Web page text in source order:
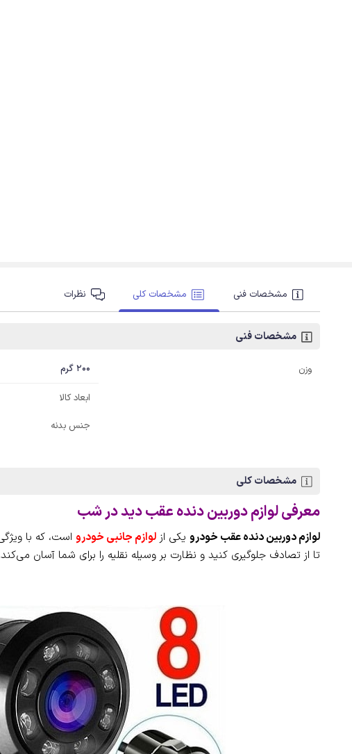
مشخصات فنی مشخصات کلی نظرات
مشخصات فنی
وزن 200 گرم
ابعاد کالا
جنس بدنه
مشخصات کلی
معرفی لوازم دوربین دنده عقب دید در شب
لوازم دوربین دنده عقب خودرویکی از لوازم جانبی خودرو است، که با
تا از تصادف جلوگیری کنید و نظارت بر وسیله نقلیه را برای شما آسان